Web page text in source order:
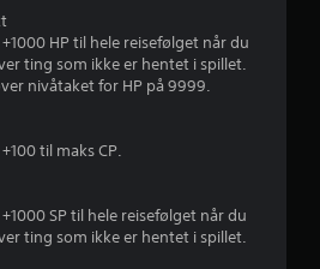
HP til hele reisefølget når du
ting som ikke er hentet i spillet.
nivåtaket for HP på 9999.
til maks CP.
SP til hele reisefølget når du
ting som ikke er hentet i spillet.